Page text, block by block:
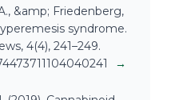
&amp; Friedenberg,
syndrome.
4(4), 241–249.
→